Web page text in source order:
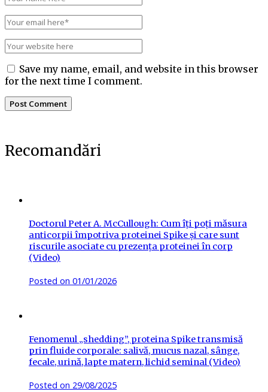
Save my name, email, and website in this browser
for the next time I comment.
Recomandări
Doctorul Peter A. McCullough: Cum îți poți măsura
anticorpii împotriva proteinei Spike și care sunt
riscurile asociate cu prezența proteinei în corp
(Video)
Posted on 01/01/2026
Fenomenul „shedding”, proteina Spike transmisă
prin fluide corporale: salivă, mucus nazal, sânge,
fecale, urină, lapte matern, lichid seminal (Video)
Posted on 29/08/2025